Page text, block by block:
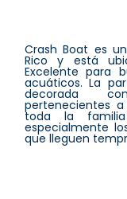
Crash Boat es
Rico y está
Excelente para
acuáticos. La
decorada
pertenecientes
toda la
especialmente
que lleguen